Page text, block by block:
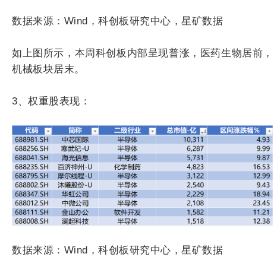
数据来源：Wind，科创板研究中心，星矿数据
如上图所示，本周科创板内部呈现普涨，医药生物居前，
机械板块居末。
3、权重股表现：
数据来源：Wind，科创板研究中心，星矿数据